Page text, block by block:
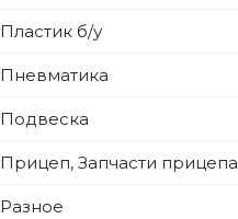
Пластик б/у
Пневматика
Подвеска
Прицеп, Запчасти прицепа
Разное